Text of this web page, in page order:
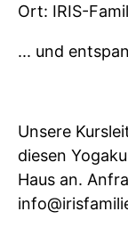
Ort: IRIS-
... und
Unsere
diesen
Haus an.